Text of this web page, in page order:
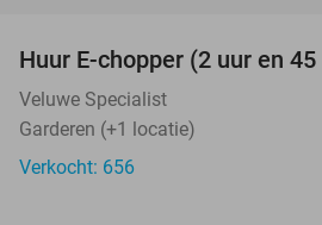
Huur E-chopper (2 uur en
Veluwe Specialist
Garderen (+1 locatie)
Verkocht: 656